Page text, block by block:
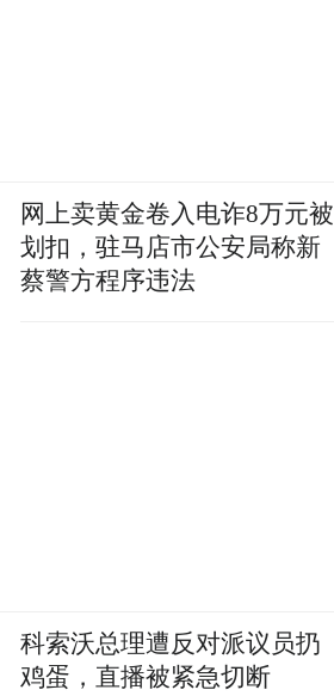
网上卖黄金卷入电诈8万元被
划扣，驻马店市公安局称新
蔡警方程序违法
科索沃总理遭反对派议员扔
鸡蛋，直播被紧急切断